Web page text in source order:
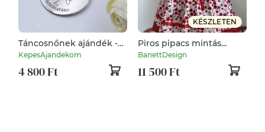
Táncosnőnek ajándék -
táncosnő kulcstartó
grafikával, egyedi névvel,
felirattal
KepesAjandekom
4 800 Ft
KÉSZLETEN
Piros pipacs mintás
néptáncos szoknya
BanettDesign
11 500 Ft